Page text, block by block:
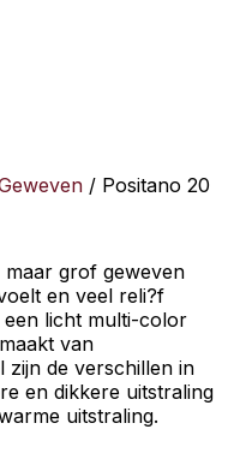
/ Positano 20
maar grof geweven
en veel reli?f
een licht multi-color
van
zijn de verschillen in
en dikkere uitstraling
uitstraling.